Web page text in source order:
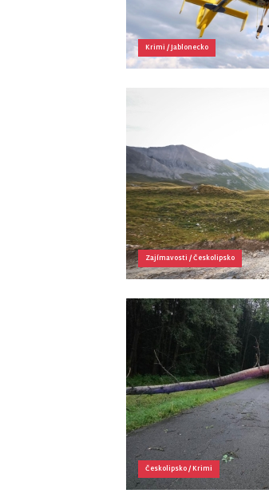
Krimi /Jablonecko
Zajímavosti /Českolipsko
Českolipsko/Krimi